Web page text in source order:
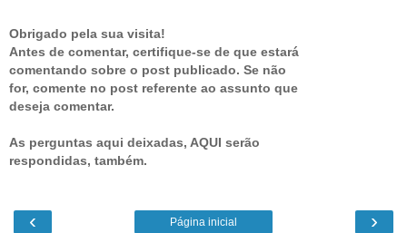
Obrigado pela sua visita!
Antes de comentar, certifique-se de que estará
comentando sobre o post publicado. Se não
for, comente no post referente ao assunto que
deseja comentar.
As perguntas aqui deixadas, AQUI serão
respondidas, também.
‹ ›
Página inicial